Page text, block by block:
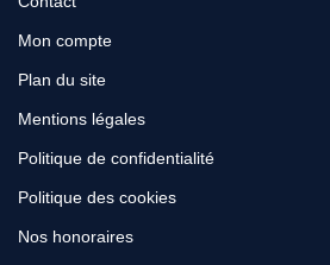
Mon compte
Plan du site
Mentions légales
Politique de confidentialité
Politique des cookies
Nos honoraires